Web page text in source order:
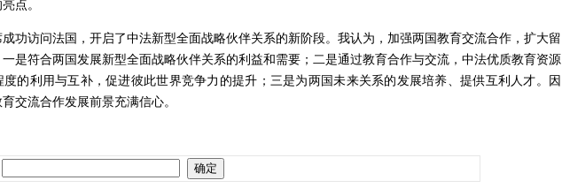
点。
访问法国，开启了中法新型全面战略伙伴关系的新阶段。我认为，加强两国教育交流合作，扩大留
是符合两国发展新型全面战略伙伴关系的利益和需要；二是通过教育合作与交流，中法优质教育资源
的利用与互补，促进彼此世界竞争力的提升；三是为两国未来关系的发展培养、提供互利人才。因
交流合作发展前景充满信心。